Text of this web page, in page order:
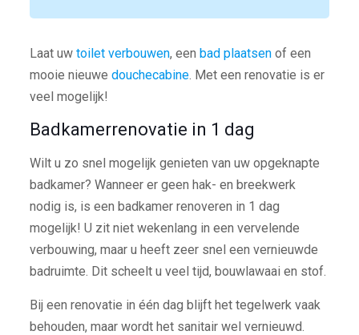
Laat uw toilet verbouwen, een bad plaatsenof een
mooie nieuwe douchecabine. Met een renovatie is er
veel mogelijk!
Badkamerrenovatie in 1 dag
Wilt u zo snel mogelijk genieten van uw opgeknapte
badkamer? Wanneer er geen hak- en breekwerk
nodig is, is een badkamer renoveren in 1 dag
mogelijk! U zit niet wekenlang in een vervelende
verbouwing, maar u heeft zeer snel een vernieuwde
badruimte. Dit scheelt u veel tijd, bouwlawaai en stof.
Bij een renovatie in één dag blijft het tegelwerk vaak
behouden, maar wordt het sanitair wel vernieuwd.